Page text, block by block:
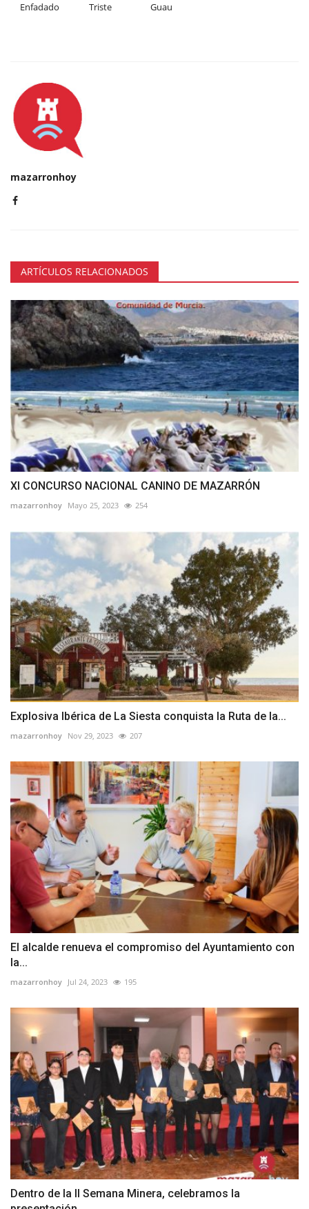
Enfadado Triste Guau
mazarronhoy
ARTÍCULOS RELACIONADOS
XI CONCURSO NACIONAL CANINO DE MAZARRÓN
mazarronhoy Mayo 25, 2023 254
Explosiva Ibérica de La Siesta conquista la Ruta de la...
mazarronhoy Nov 29, 2023 207
El alcalde renueva el compromiso del Ayuntamiento con
la...
mazarronhoy Jul 24, 2023 195
Dentro de la II Semana Minera, celebramos la